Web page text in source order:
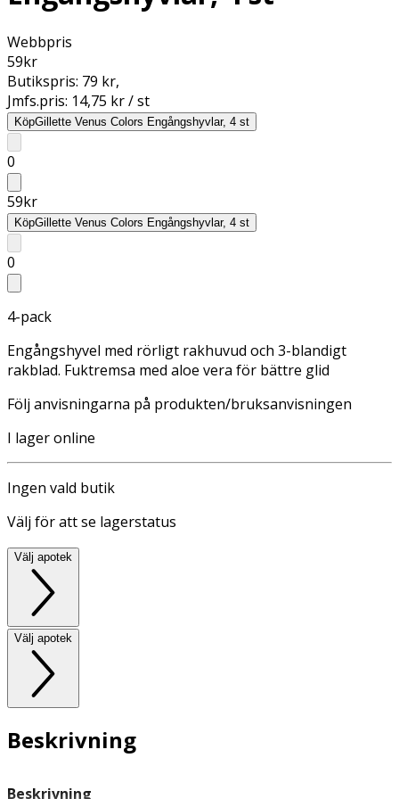
Webbpris
59kr
Butikspris: 79 kr,
Jmfs.pris: 14,75 kr / st
KöpGillette Venus Colors Engångshyvlar, 4 st
0
59kr
KöpGillette Venus Colors Engångshyvlar, 4 st
0
4-pack
Engångshyvel med rörligt rakhuvud och 3-blandigt
rakblad. Fuktremsa med aloe vera för bättre glid
Följ anvisningarna på produkten/bruksanvisningen
I lager online
Ingen vald butik
Välj för att se lagerstatus
Välj apotek
Välj apotek
Beskrivning
Beskrivning